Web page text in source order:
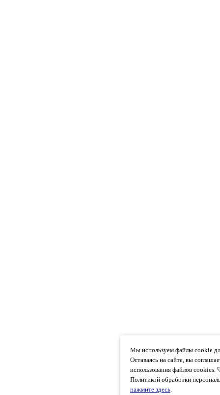
Мы используем файлы cookie
Оставаясь на сайте, вы
использования файлов cookies.
Политикой обработки
нажмите здесь.